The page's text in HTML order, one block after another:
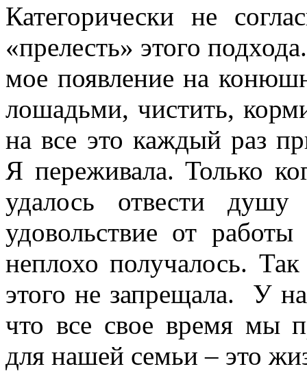
Категорически не
«прелесть» этого
мое появление на
лошадьми, чистить,
на все это каждый раз
Я переживала. Только
удалось отвести
удовольствие от
неплохо получалось.
этого не запрещала. У
что все свое время мы
для нашей семьи – это